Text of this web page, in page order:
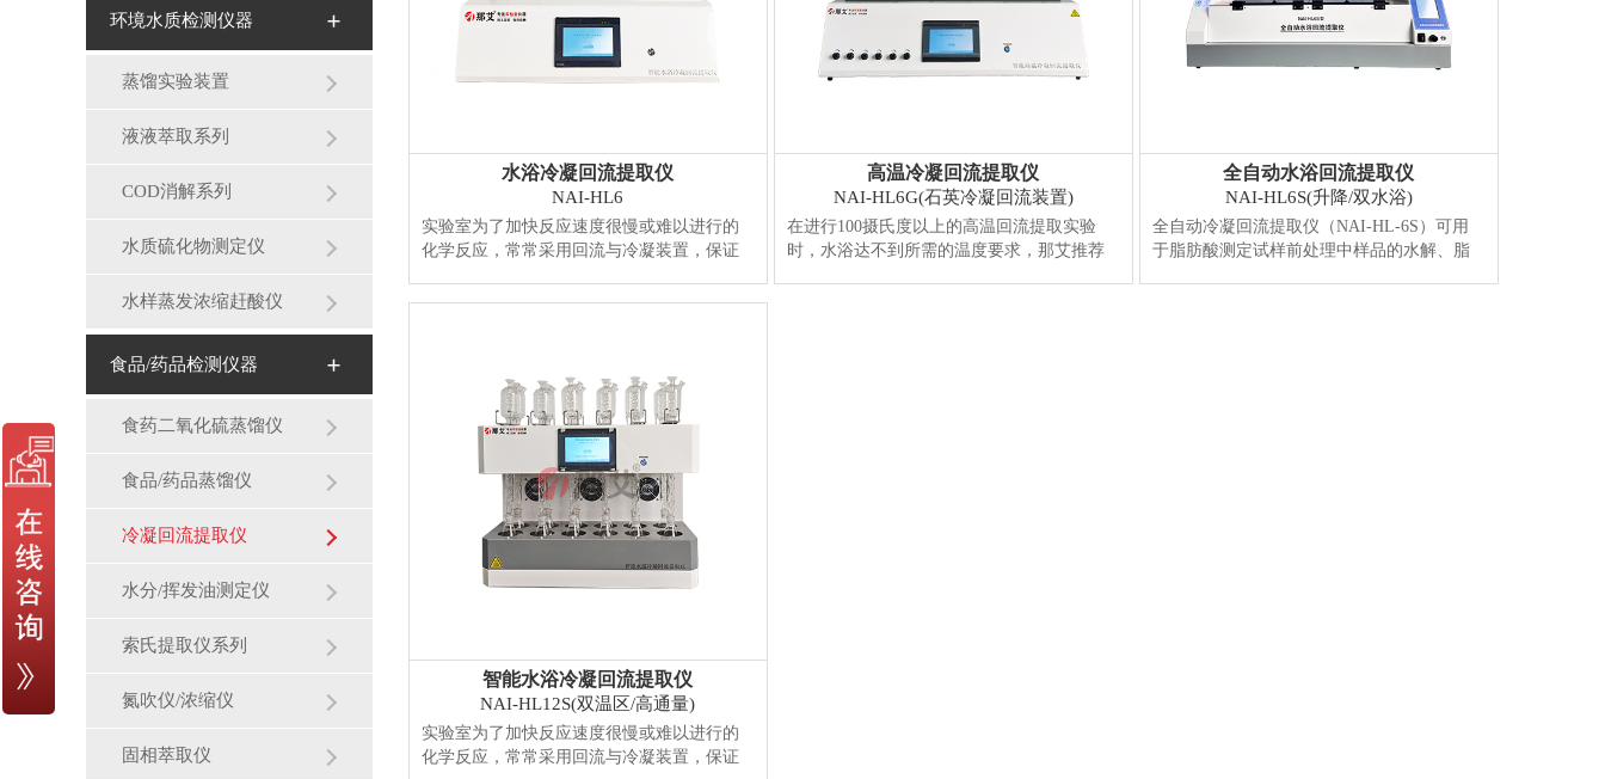
环境水质检测仪器
蒸馏实验装置
液液萃取系列
COD消解系列
水质硫化物测定仪
水样蒸发浓缩赶酸仪
食品/药品检测仪器
食药二氧化硫蒸馏仪
食品/药品蒸馏仪
冷凝回流提取仪
水分/挥发油测定仪
索氏提取仪系列
氮吹仪/浓缩仪
固相萃取仪
水浴冷凝回流提取仪
NAI-HL6
实验室为了加快反应速度很慢或难以进行的
化学反应，常常采用回流与冷凝装置，保证
水，避免长时间菌...【详情】
高温冷凝回流提取仪
NAI-HL6G(石英冷凝回流装置)
在进行100摄氏度以上的高温回流提取实验
时，水浴达不到所需的温度要求，那艾推荐
全自动水浴回流提取仪
NAI-HL6S(升降/双水浴)
全自动冷凝回流提取仪（NAI-HL-6S）可用
于脂肪酸测定试样前处理中样品的水解、脂
智能水浴冷凝回流提取仪
NAI-HL12S(双温区/高通量)
实验室为了加快反应速度很慢或难以进行的
化学反应，常常采用回流与冷凝装置，保证